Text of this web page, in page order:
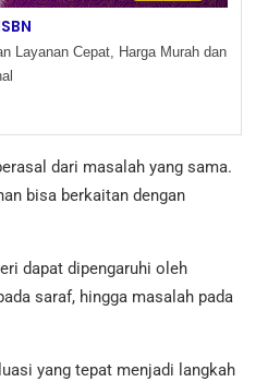
Layanan Cepat, Harga Murah dan
dari masalah yang sama.
bisa berkaitan dengan
dapat dipengaruhi oleh
saraf, hingga masalah pada
yang tepat menjadi langkah